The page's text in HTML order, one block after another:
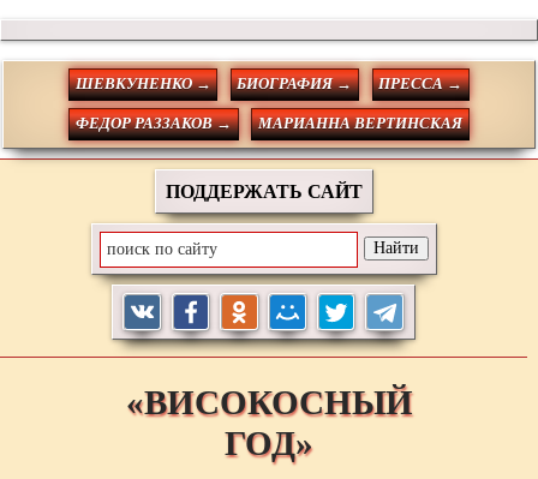
ШЕВКУНЕНКО → БИОГРАФИЯ → ПРЕССА →
ФЕДОР РАЗЗАКОВ → МАРИАННА ВЕРТИНСКАЯ
ПОДДЕРЖАТЬ САЙТ
«ВИСОКОСНЫЙ
ГОД»